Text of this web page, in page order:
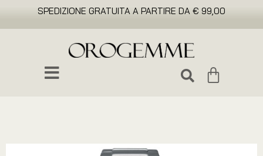
SPEDIZIONE GRATUITA A PARTIRE DA € 99,00